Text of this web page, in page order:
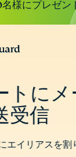
様にプレゼン
ぎ、
トレイ
リアスでオンラ